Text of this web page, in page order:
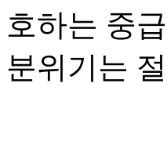
호하는 중
분위기는